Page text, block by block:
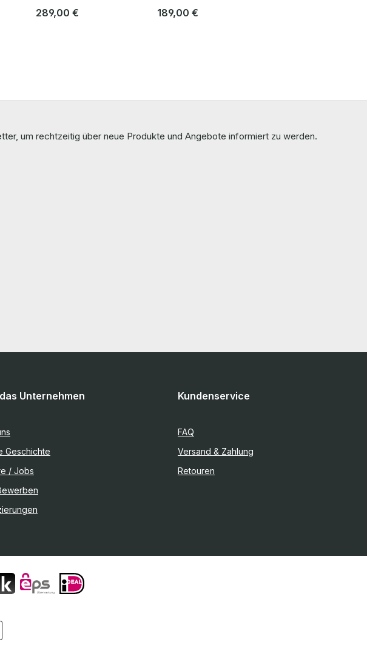
Regulärer Preis:
289,00 € Regulärer Preis:
189,00 €
um rechtzeitig über neue Produkte und Angebote informiert zu werden.
Unternehmen
Geschichte
/ Jobs
Kundenservice
FAQ
Versand & Zahlung
Retouren